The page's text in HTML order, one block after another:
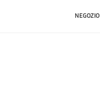
NEGOZIO